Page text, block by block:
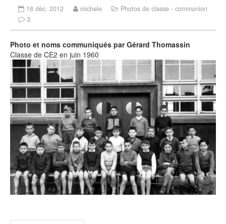
16 déc. 2012 michele
Photos de classe - communion
3
Photo et noms communiqués par Gérard Thomassin
Classe de CE2 en juin 1960